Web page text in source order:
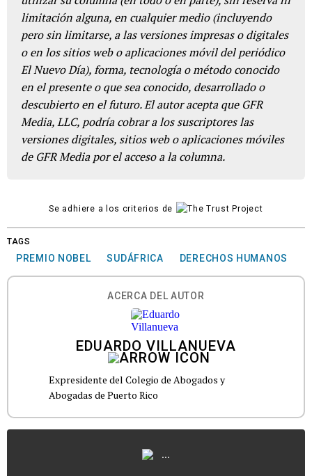
limitación alguna, en cualquier medio (incluyendo
pero sin limitarse, a las versiones impresas o digitales
o en los sitios web o aplicaciones móvil del periódico
El Nuevo Día), forma, tecnología o método conocido
en el presente o que sea conocido, desarrollado o
descubierto en el futuro. El autor acepta que GFR
Media, LLC, podría cobrar a los suscriptores las
versiones digitales, sitios web o aplicaciones móviles
de GFR Media por el acceso a la columna.
Se adhiere a los criterios de
TAGS
PREMIO NOBEL SUDÁFRICA DERECHOS HUMANOS
ACERCA DEL AUTOR
EDUARDO VILLANUEVA
Expresidente del Colegio de Abogados y
Abogadas de Puerto Rico
...